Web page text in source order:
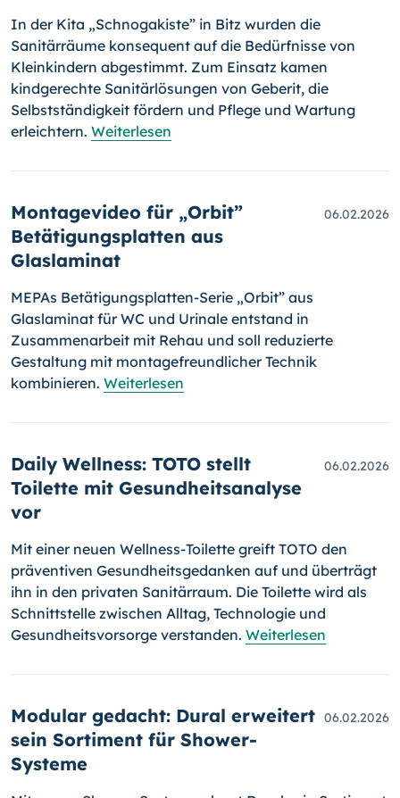
In der Kita „Schnogakiste” in Bitz wurden die
Sanitärräume konsequent auf die Bedürfnisse von
Kleinkindern abgestimmt. Zum Einsatz kamen
kindgerechte Sanitärlösungen von Geberit, die
Selbstständigkeit fördern und Pflege und Wartung
erleichtern. Weiterlesen
Montagevideo für „Orbit”
Betätigungsplatten aus
Glaslaminat
06.02.2026
MEPAs Betätigungsplatten-Serie „Orbit” aus
Glaslaminat für WC und Urinale entstand in
Zusammenarbeit mit Rehau und soll reduzierte
Gestaltung mit montagefreundlicher Technik
kombinieren. Weiterlesen
Daily Wellness: TOTO stellt
Toilette mit Gesundheitsanalyse
vor
06.02.2026
Mit einer neuen Wellness-Toilette greift TOTO den
präventiven Gesundheitsgedanken auf und überträgt
ihn in den privaten Sanitärraum. Die Toilette wird als
Schnittstelle zwischen Alltag, Technologie und
Gesundheitsvorsorge verstanden. Weiterlesen
Modular gedacht: Dural erweitert
sein Sortiment für Shower-
Systeme
06.02.2026